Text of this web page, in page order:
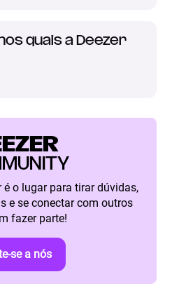
quais a Deezer
é o lugar para tirar dúvidas,
e se conectar com outros
fazer parte!
se a nós